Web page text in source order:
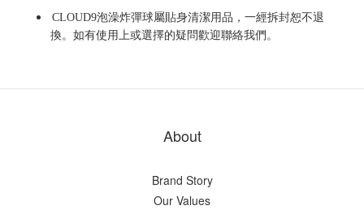
CLOUD9泡澡炸彈球屬貼身清潔用品，一經拆封恕不退
換。 如有使用上或選擇的疑問歡迎聯絡我們。
About
Brand Story
Our Values